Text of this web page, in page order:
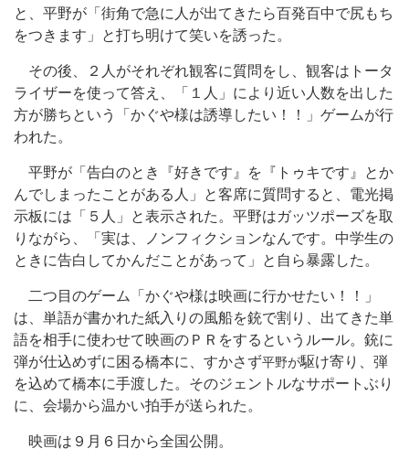
と、平野が「街角で急に人が出てきたら百発百中で尻もち
をつきます」と打ち明けて笑いを誘った。
その後、２人がそれぞれ観客に質問をし、観客はトータ
ライザーを使って答え、「１人」により近い人数を出した
方が勝ちという「かぐや様は誘導したい！！」ゲームが行
われた。
平野が「告白のとき『好きです』を『トゥキです』とか
んでしまったことがある人」と客席に質問すると、電光掲
示板には「５人」と表示された。平野はガッツポーズを取
りながら、「実は、ノンフィクションなんです。中学生の
ときに告白してかんだことがあって」と自ら暴露した。
二つ目のゲーム「かぐや様は映画に行かせたい！！」
は、単語が書かれた紙入りの風船を銃で割り、出てきた単
語を相手に使わせて映画のＰＲをするというルール。銃に
弾が仕込めずに困る橋本に、すかさず平野が駆け寄り、弾
を込めて橋本に手渡した。そのジェントルなサポートぶり
に、会場から温かい拍手が送られた。
映画は９月６日から全国公開。